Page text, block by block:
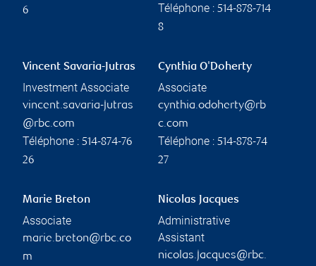
6
Téléphone : 514-878-714
8
Vincent Savaria-Jutras
Investment Associate
vincent.savaria-jutras
@rbc.com
Téléphone : 514-874-76
26
Cynthia O'Doherty
Associate
cynthia.odoherty@rb
c.com
Téléphone : 514-878-74
27
Marie Breton
Associate
marie.breton@rbc.co
m
Nicolas Jacques
Administrative
Assistant
nicolas.jacques@rbc.